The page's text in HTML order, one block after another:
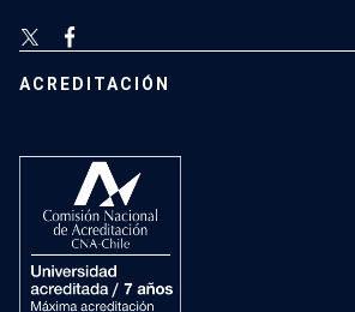
ACREDITACIÓN